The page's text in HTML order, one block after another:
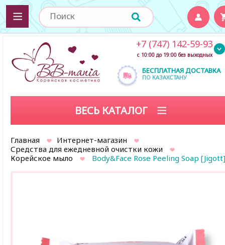
БЕСПЛАТНАЯ ДОСТАВКА
ПО КАЗАХСТАНУ
+7 (747) 142-59-93
с 10:00 до 19:00 без выходных
ВЕСЬ КАТАЛОГ
Главная
Интернет-магазин
Средства для ежедневной очистки кожи
Корейское мыло
Body&Face Rose Peeling Soap [Jigott]